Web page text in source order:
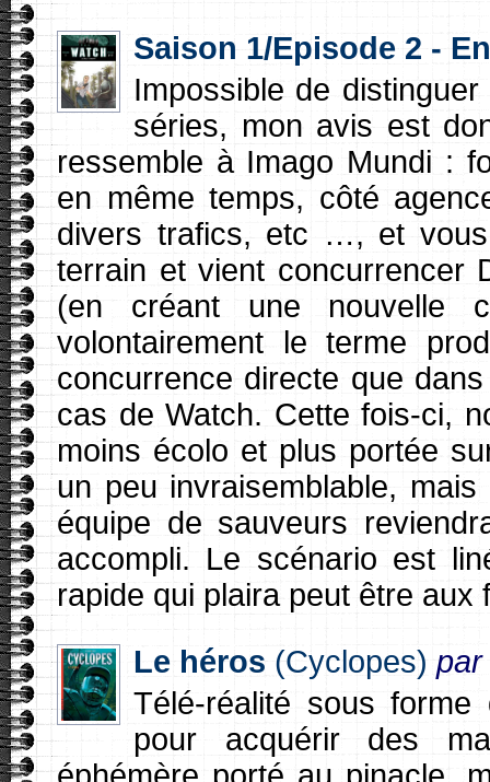
Saison 1/Episode 2 -
Impossible de
séries, mon avis est
ressemble à Imago Mundi :
en même temps, côté
divers trafics, etc …, et vous
terrain et vient concurrencer
(en créant une nouvelle
volontairement le terme
concurrence directe que
cas de Watch. Cette fois-ci,
moins écolo et plus portée
un peu invraisemblable,
équipe de sauveurs
accompli. Le scénario est
rapide qui plaira peut être aux
Le héros (Cyclopes) par
Télé-réalité sous forme
pour acquérir des
éphémère porté au pinacle,